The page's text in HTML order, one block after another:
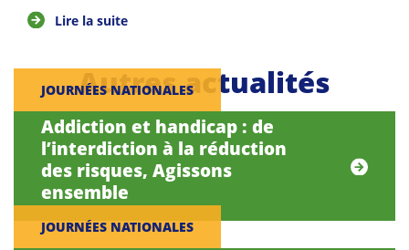
Lire la suite
Autres actualités
JOURNÉES NATIONALES
Addiction et handicap : de
l’interdiction à la réduction
des risques, Agissons
ensemble
JOURNÉES NATIONALES